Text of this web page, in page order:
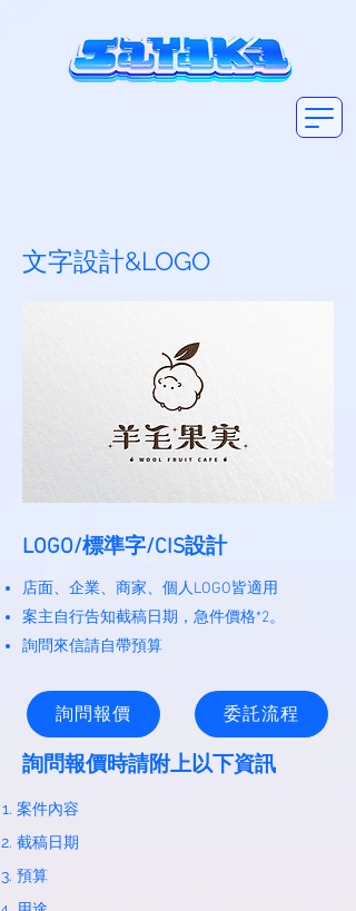
​文字設計&LOGO
LOGO/標準字/CIS設計
店面、企業、商家、個人LOGO皆適用
案主自行告知截稿日期，急件價格*2。
​詢問來信請自帶預算
詢問報價 委託流程
​詢問報價時請附上以下資訊
案件內容
截稿日期
預算